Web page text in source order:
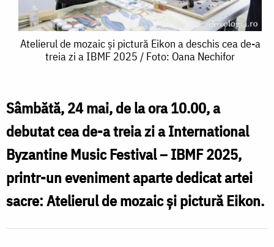
Atelierul
și
pictură
Eikon
a
deschis
de-
Atelierul de mozaic și pictură Eikon a deschis cea de-a
treia zi a IBMF 2025 / Foto: Oana Nechifor
Sâmbătă, 24 mai, de la ora 10.00, a
debutat cea de-a treia zi a International
Byzantine Music Festival – IBMF 2025,
printr-un eveniment aparte dedicat artei
sacre: Atelierul de mozaic și pictură Eikon.